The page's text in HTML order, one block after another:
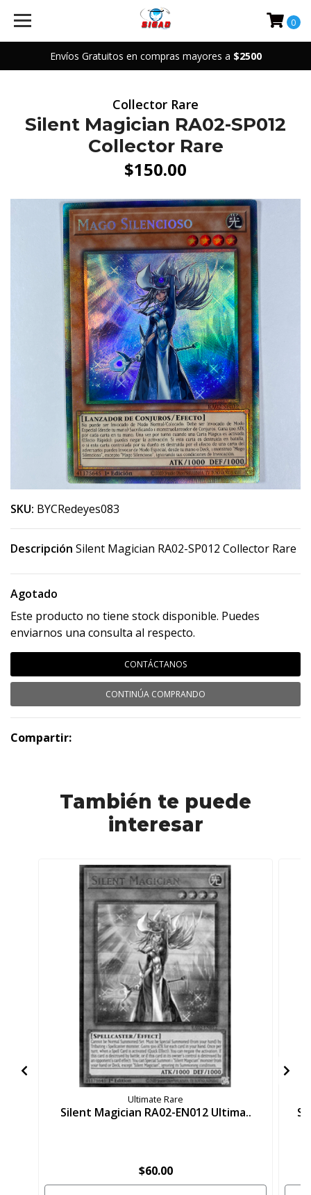
Envíos Gratuitos en compras mayores a $2500
0
Collector Rare
Silent Magician RA02-SP012
Collector Rare
$150.00
SKU: BYCRedeyes083
Descripción Silent Magician RA02-SP012 Collector Rare
Agotado
Este producto no tiene stock disponible. Puedes
enviarnos una consulta al respecto.
CONTÁCTANOS
CONTINÚA COMPRANDO
Compartir:
También te puede
interesar
Ultimate Rare
Silent Magician RA02-EN012 Ultima..
$60.00